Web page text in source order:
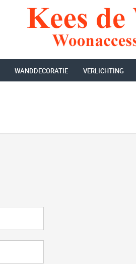
WANDDECORATIE VERLICHTING